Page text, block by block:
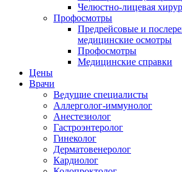
Челюстно-лицевая
Профосмотры
Предрейсовые и
медицинские осмотры
Профосмотры
Медицинские справки
Цены
Врачи
Ведущие специалисты
Аллерголог-иммунолог
Анестезиолог
Гастроэнтеролог
Гинеколог
Дерматовенеролог
Кардиолог